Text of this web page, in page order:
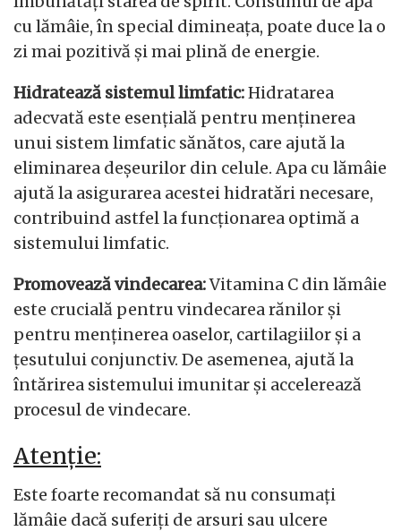
cu lămâie, în special dimineața, poate duce la o
zi mai pozitivă și mai plină de energie.
Hidratează sistemul limfatic:Hidratarea
adecvată este esențială pentru menținerea
unui sistem limfatic sănătos, care ajută la
eliminarea deșeurilor din celule. Apa cu lămâie
ajută la asigurarea acestei hidratări necesare,
contribuind astfel la funcționarea optimă a
sistemului limfatic.
Promovează vindecarea:Vitamina C din lămâie
este crucială pentru vindecarea rănilor și
pentru menținerea oaselor, cartilagiilor și a
țesutului conjunctiv. De asemenea, ajută la
întărirea sistemului imunitar și accelerează
procesul de vindecare.
Atenție:
Este foarte recomandat să nu consumați
lămâie dacă suferiți de arsuri sau ulcere